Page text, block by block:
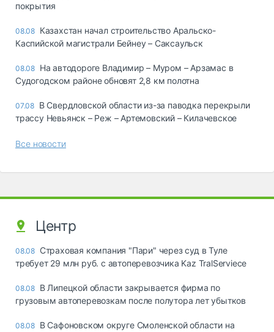
покрытия
08.08 Казахстан начал строительство Аральско-
Каспийской магистрали Бейнеу – Саксаульск
08.08 На автодороге Владимир – Муром – Арзамас в
Судогодском районе обновят 2,8 км полотна
07.08 В Свердловской области из-за паводка перекрыли
трассу Невьянск – Реж – Артемовский – Килачевское
Все новости
Центр
08.08 Страховая компания "Пари" через суд в Туле
требует 29 млн руб. с автоперевозчика Kaz TralServiece
08.08 В Липецкой области закрывается фирма по
грузовым автоперевозкам после полутора лет убытков
08.08 В Сафоновском округе Смоленской области на